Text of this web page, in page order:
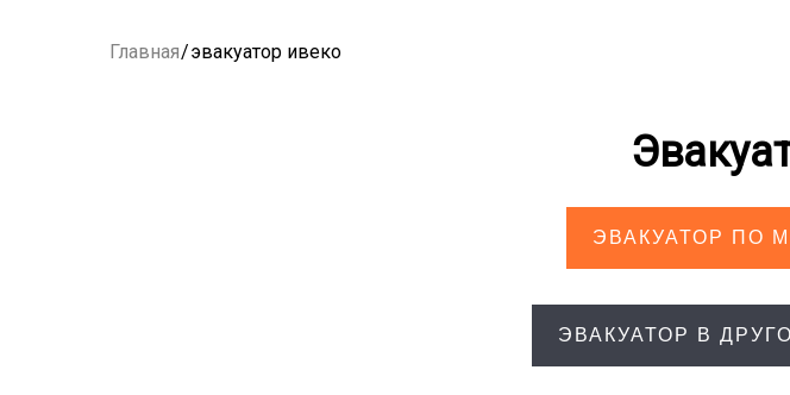
Главная/эвакуатор ивеко
ЭВАКУАТОР ПО
ЭВАКУАТОР В